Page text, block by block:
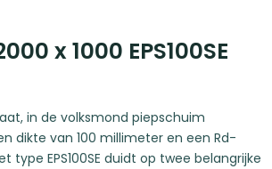
x 1000 EPS100SE
in de volksmond piepschuim
dikte van 100 millimeter en een Rd-
type EPS100SE duidt op twee belangrijke